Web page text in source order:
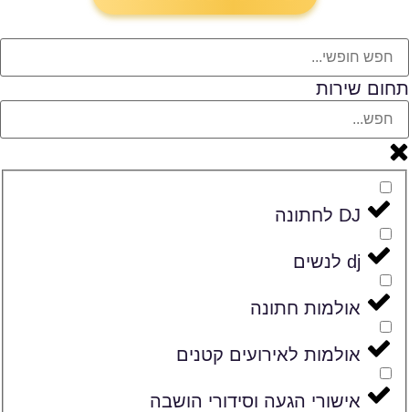
תחום שירות
DJ לחתונה
dj לנשים
אולמות חתונה
אולמות לאירועים קטנים
אישורי הגעה וסידורי הושבה